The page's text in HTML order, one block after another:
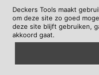
Deckers Tools maakt
om deze site zo goed
deze site blijft gebruiken,
akkoord gaat.